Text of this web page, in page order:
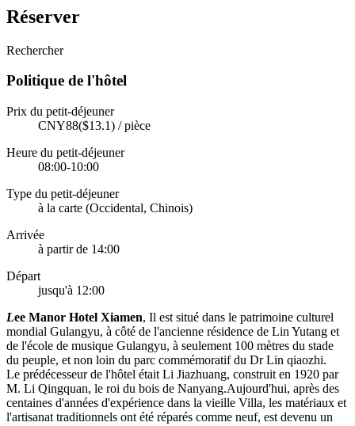
Réserver
Rechercher
Politique de l'hôtel
Prix du petit-déjeuner
CNY88($13.1) / pièce
Heure du petit-déjeuner
08:00-10:00
Type du petit-déjeuner
à la carte (Occidental, Chinois)
Arrivée
à partir de 14:00
Départ
jusqu'à 12:00
Lee Manor Hotel Xiamen, Il est situé dans le patrimoine culturel
mondial Gulangyu, à côté de l'ancienne résidence de Lin Yutang et
de l'école de musique Gulangyu, à seulement 100 mètres du stade
du peuple, et non loin du parc commémoratif du Dr Lin qiaozhi.
Le prédécesseur de l'hôtel était Li Jiazhuang, construit en 1920 par
M. Li Qingquan, le roi du bois de Nanyang.Aujourd'hui, après des
centaines d'années d'expérience dans la vieille Villa, les matériaux et
l'artisanat traditionnels ont été réparés comme neuf, est devenu un